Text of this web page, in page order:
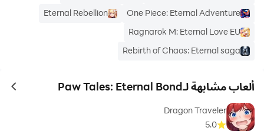
One Piece: Eternal Adventure
Eternal Rebellion
Ragnarok M: Eternal Love EU
Rebirth of Chaos: Eternal saga
ألعاب مشابهة لـPaw Tales: Eternal Bond
Dragon Traveler
5.0